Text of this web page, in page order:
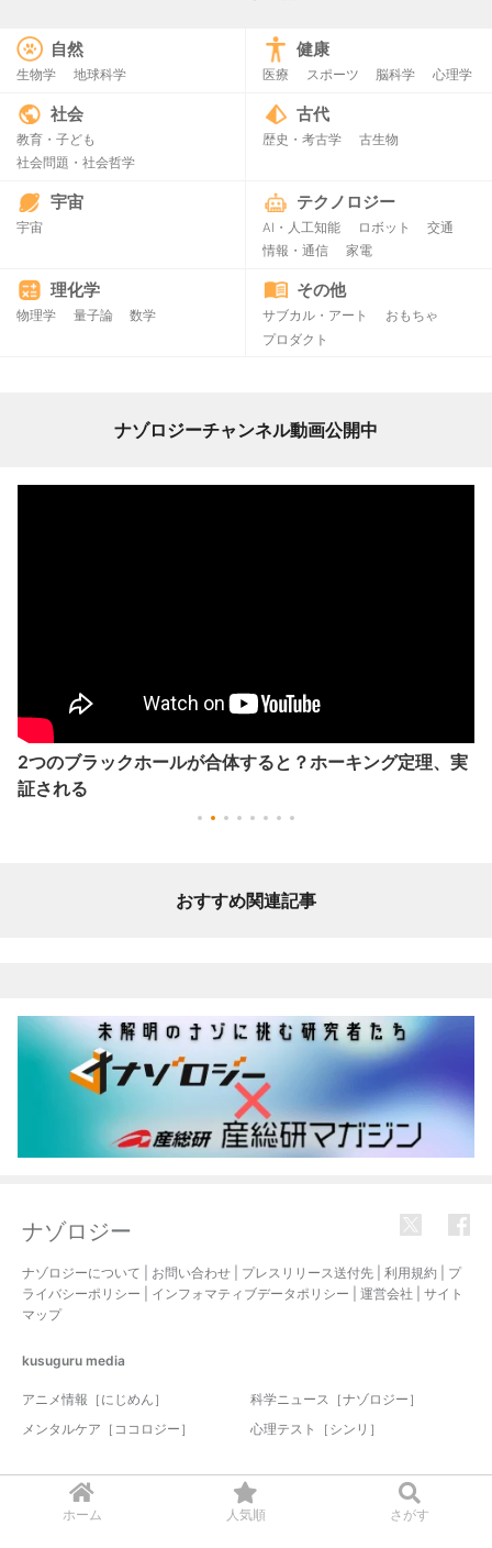
ホーム 人気順 さがす
自然
生物学 地球科学
健康
医療 スポーツ 脳科学 心理学
社会
教育・子ども
社会問題・社会哲学
古代
歴史・考古学 古生物
宇宙
宇宙
テクノロジー
AI・人工知能 ロボット
交通
情報・通信
家電
理化学
物理学 量子論 数学
その他
サブカル・アート
おもちゃ
プロダクト
ナゾロジーチャンネル動画公開中
2つのブラックホールが合体すると？ホーキング定理、実
証される
おすすめ関連記事
ナゾロジー
ナゾロジーについて お問い合わせ プレスリリース送付先 利用規約
プ
ライバシーポリシー
インフォマティブデータポリシー 運営会社
サイト
マップ
kusuguru media
アニメ情報［にじめん］
科学ニュース［ナゾロジー］
メンタルケア［ココロジー］
心理テスト［シンリ］
© 2017-2026 nazology. all rights reserved.